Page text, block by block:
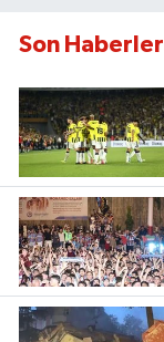
Son Haberler